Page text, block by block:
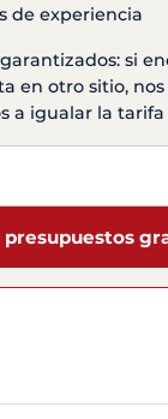
de experiencia
si
en otro sitio, nos
a igualar la tarifa
presupuestos